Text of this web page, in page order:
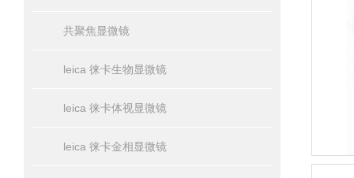
共聚焦显微镜
leica 徕卡生物显微镜
leica 徕卡体视显微镜
leica 徕卡金相显微镜